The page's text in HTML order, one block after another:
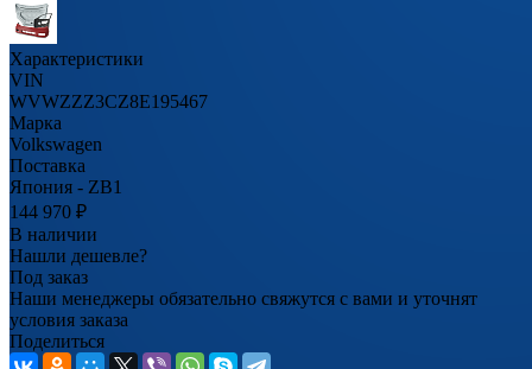
Характеристики
VIN
WVWZZZ3CZ8E195467
Марка
Volkswagen
Поставка
Япония - ZB1
144 970 ₽
В наличии
Нашли дешевле?
Под заказ
Наши менеджеры обязательно свяжутся с вами и уточнят
условия заказа
Поделиться